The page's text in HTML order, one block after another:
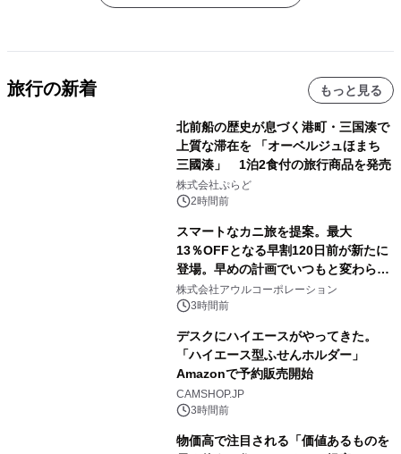
旅行の新着 もっと見る
北前船の歴史が息づく港町・三国湊で
上質な滞在を 「オーベルジュほまち
三國湊」 1泊2食付の旅行商品を発売
株式会社ぷらど
2時間前
スマートなカニ旅を提案。最大
13％OFFとなる早割120日前が新たに
登場。早めの計画でいつもと変わらぬ
大人の冬旅を。ー夕日ヶ浦温泉「佳松
苑 別邸ふうか」ー
株式会社アウルコーポレーション
3時間前
デスクにハイエースがやってきた。
「ハイエース型ふせんホルダー」
Amazonで予約販売開始
CAMSHOP.JP
3時間前
物価高で注目される「価値あるものを